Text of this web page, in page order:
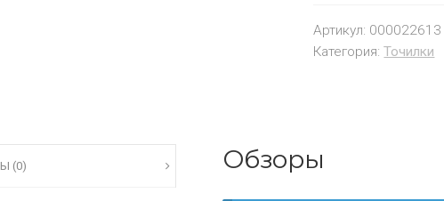
Артикул: 000022613
Категория:Точилки
(0) Обзоры